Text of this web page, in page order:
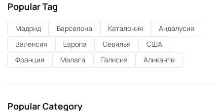
Popular Tag
Мадрид Барселона Каталония
Андалусия
Валенсия
Европа Севилья
США
Франция
Малага Галисия Аликанте
Popular Category